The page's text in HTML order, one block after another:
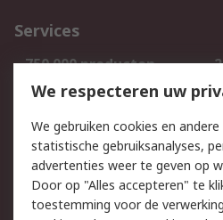
Services
750.000 producten
Bestellen
Track & Trace
Wettelijk
We respecteren uw
We gebruiken cookies en
statistische gebruiksanalyses,
advertenties weer te geven op
Door op "Alles accepteren" te
toestemming voor de